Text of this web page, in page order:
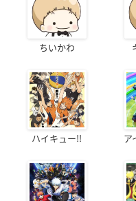
ちいかわ
ハイキュー!! ア